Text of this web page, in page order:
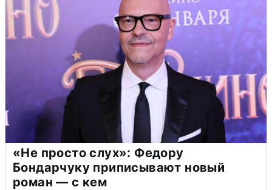
«Не просто слух»: Федору
Бондарчуку приписывают новый
роман — с кем